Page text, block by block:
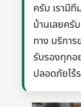
ครับ เรามี
บ้านเลยครั
ทาง บริการ
รับรองทุกอ
ปลอดภัยไร้